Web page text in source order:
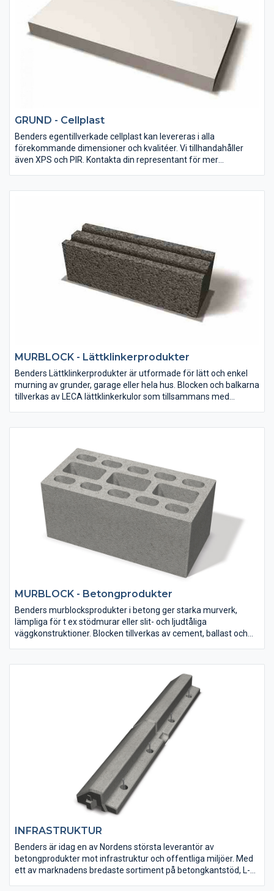
GRUND - Cellplast
Benders egentillverkade cellplast kan levereras i alla
förekommande dimensioner och kvalitéer. Vi tillhandahåller
även XPS och PIR. Kontakta din representant för mer
MURBLOCK - Lättklinkerprodukter
Benders Lättklinkerprodukter är utformade för lätt och enkel
murning av grunder, garage eller hela hus. Blocken och balkarna
tillverkas av LECA lättklinkerkulor som tillsammans med
MURBLOCK - Betongprodukter
Benders murblocksprodukter i betong ger starka murverk,
lämpliga för t ex stödmurar eller slit- och ljudtåliga
väggkonstruktioner. Blocken tillverkas av cement, ballast och
INFRASTRUKTUR
Benders är idag en av Nordens största leverantör av
betongprodukter mot infrastruktur och offentliga miljöer. Med
ett av marknadens bredaste sortiment på betongkantstöd, L-